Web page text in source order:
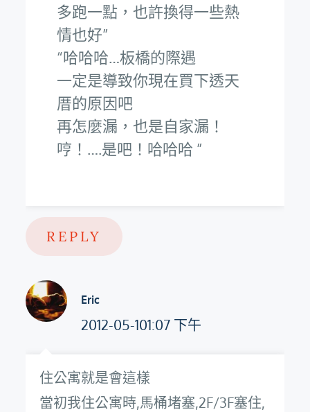
多跑一點，也許換得一些熱
情也好
哈哈哈…板橋的際遇
一定是導致你現在買下透天
厝的原因吧
再怎麼漏，也是自家漏！
哼！….是吧！哈哈哈
REPLY
Eric
2012-05-101:07 下午
住公寓就是會這樣
當初我住公寓時,馬桶堵塞,2F/3F塞住,